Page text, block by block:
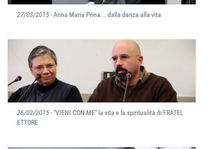
27/03/2015- Anna Maria Prina... dalla danza alla vita
26/02/2015- "VIENI CON ME" la vita e la spiritualità di FRATEL
ETTORE